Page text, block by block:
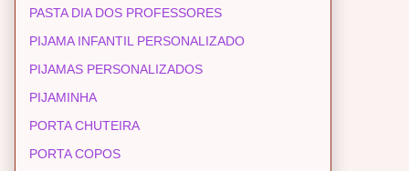
PASTA DIA DOS PROFESSORES
PIJAMA INFANTIL PERSONALIZADO
PIJAMAS PERSONALIZADOS
PIJAMINHA
PORTA CHUTEIRA
PORTA COPOS